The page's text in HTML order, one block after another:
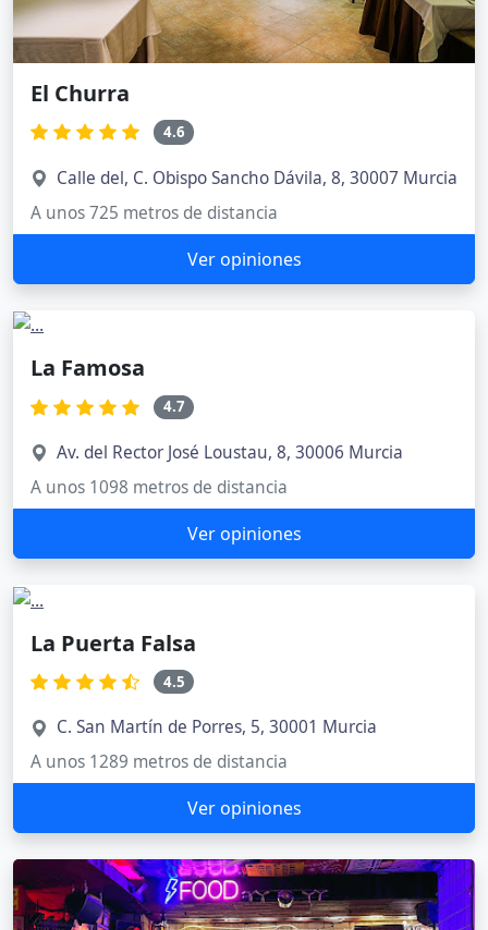
El Churra
4.6
Calle del, C. Obispo Sancho Dávila, 8, 30007 Murcia
A unos 725 metros de distancia
Ver opiniones
La Famosa
4.7
Av. del Rector José Loustau, 8, 30006 Murcia
A unos 1098 metros de distancia
Ver opiniones
La Puerta Falsa
4.5
C. San Martín de Porres, 5, 30001 Murcia
A unos 1289 metros de distancia
Ver opiniones